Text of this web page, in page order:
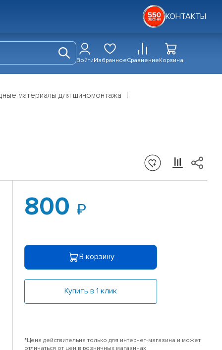
КОНТАКТЫ
ВойтиИзбранноеСравнениеКорзина
материалы для шиномонтажа
800
В корзину
Купить в 1 клик
*Цена действительна только для интернет-магазина и может
отличаться от цен в розничных магазинах